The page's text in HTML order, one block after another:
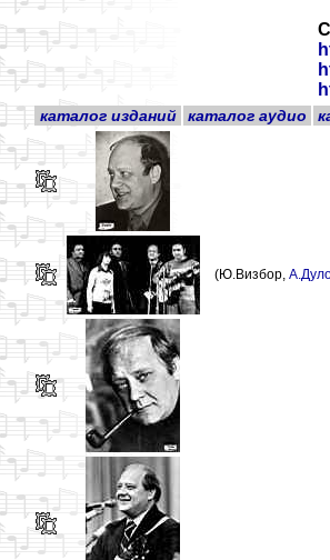
каталог изданий каталог аудио
(Ю.Визбор,